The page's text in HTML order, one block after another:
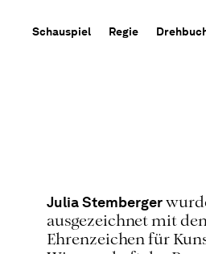
Schauspiel Regie
Julia Stemberger
ausgezeichnet mit
Ehrenzeichen für